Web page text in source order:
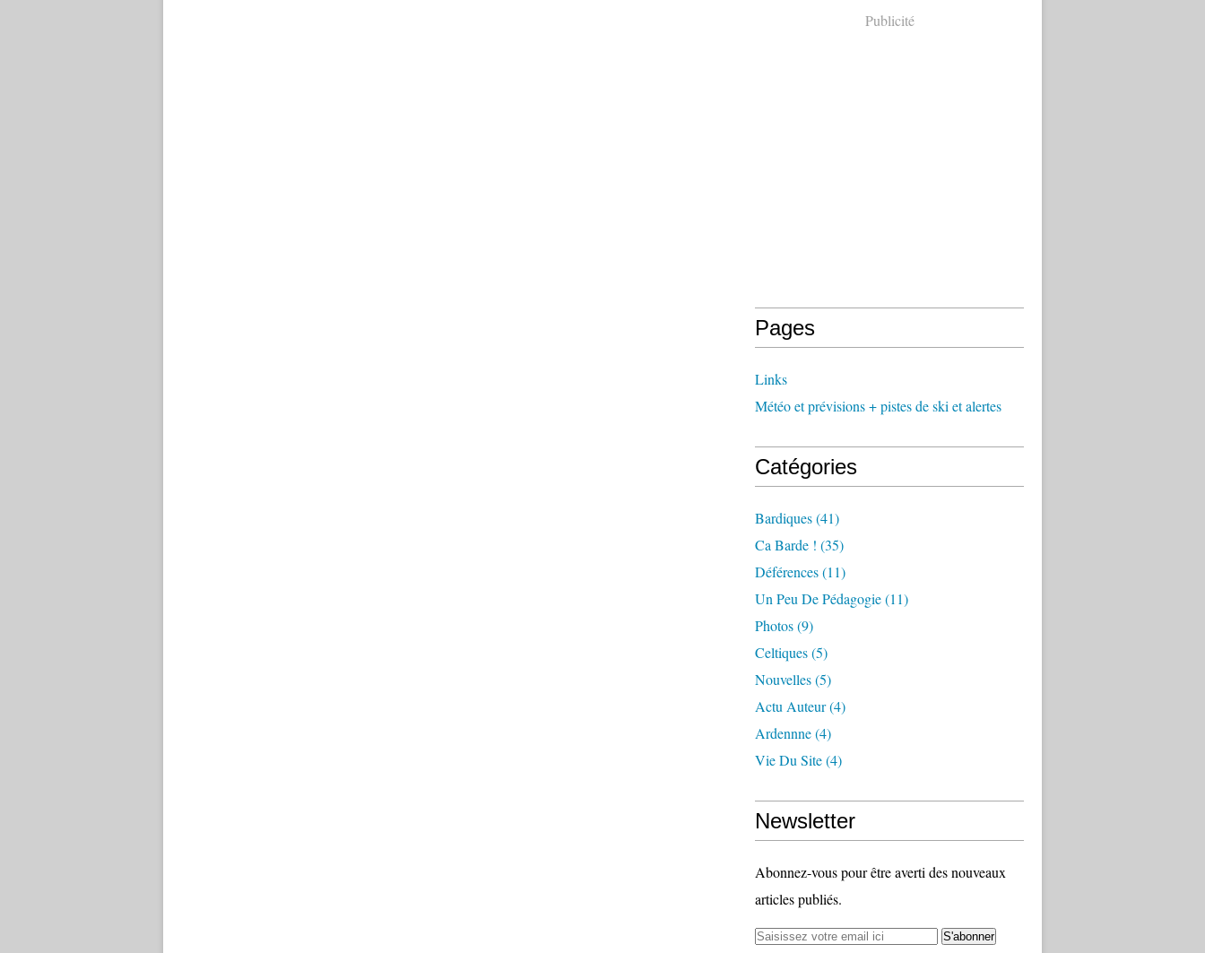
Publicité
Pages
Links
Météo et prévisions + pistes de ski et alertes
Catégories
Bardiques(41)
Ca Barde ! (35)
Déférences(11)
Un Peu De Pédagogie(11)
Photos(9)
Celtiques(5)
Nouvelles(5)
Actu Auteur(4)
Ardennne(4)
Vie Du Site(4)
Newsletter
Abonnez-vous pour être averti des nouveaux
articles publiés.